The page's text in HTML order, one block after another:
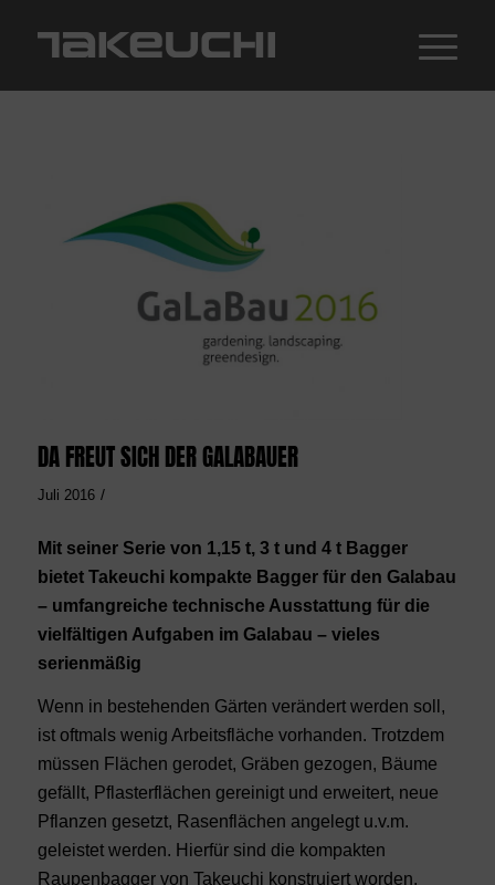
DA FREUT SICH DER GALABAUER
Juli 2016 /
Mit seiner Serie von 1,15 t, 3 t und 4 t Bagger
bietet Takeuchi kompakte Bagger für den Galabau
– umfangreiche technische Ausstattung für die
vielfältigen Aufgaben im Galabau – vieles
serienmäßig
Wenn in bestehenden Gärten verändert werden soll,
ist oftmals wenig Arbeitsfläche vorhanden. Trotzdem
müssen Flächen gerodet, Gräben gezogen, Bäume
gefällt, Pflasterflächen gereinigt und erweitert, neue
Pflanzen gesetzt, Rasenflächen angelegt u.v.m.
geleistet werden. Hierfür sind die kompakten
Raupenbagger von Takeuchi konstruiert worden.